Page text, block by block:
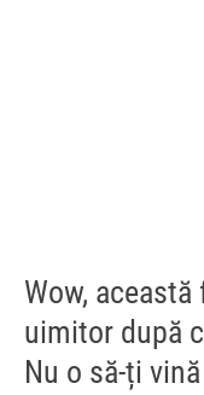
Wow,
uimitor după
Nu o să-ți